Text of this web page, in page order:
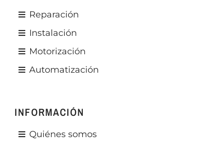
Reparación
Instalación
Motorización
Automatización
INFORMACIÓN
Quiénes somos